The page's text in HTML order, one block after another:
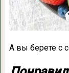
А вы берете с